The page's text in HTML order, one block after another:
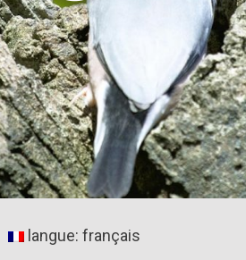
langue: français